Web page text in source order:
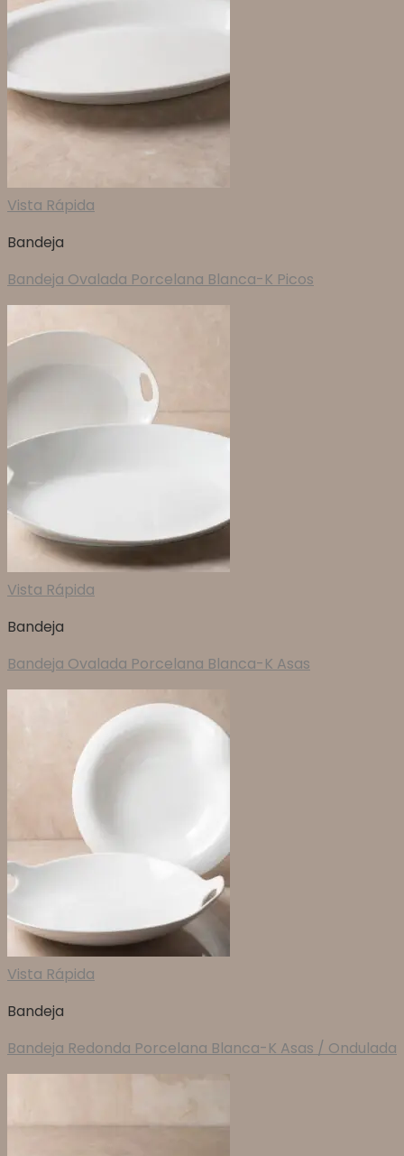
Vista Rápida
Bandeja
Bandeja Ovalada Porcelana Blanca-K Picos
Vista Rápida
Bandeja
Bandeja Ovalada Porcelana Blanca-K Asas
Vista Rápida
Bandeja
Bandeja Redonda Porcelana Blanca-K Asas / Ondulada